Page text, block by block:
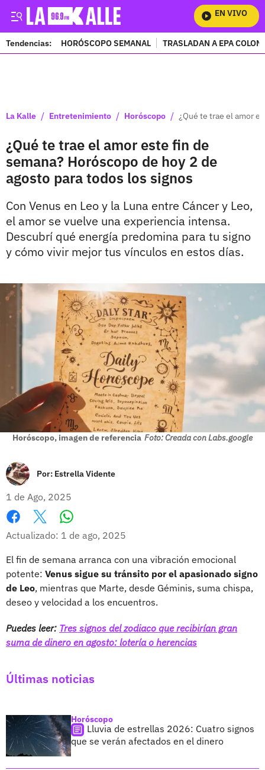
EN VIVO
Mira
Tendencias: HORÓSCOPO SEMANAL TRASLADAN A EPA
La Kalle / Entretenimiento / Horóscopo / ¿Qué te trae el amor
¿Qué te trae el amor este fin de
semana? Horóscopo de hoy 2 de
agosto para todos los signos
Con Venus en Leo y la Luna entre Cáncer y Leo,
el amor se vuelve una experiencia intensa.
Descubrí qué energía predomina para tu signo
y cómo vivir mejor tus vínculos en estos días.
Horóscopo, imagen de referencia Foto: Creada con Labs.google
Por: Estrella Vidente
1 de Ago, 2025
Facebook
X
Actualizado: 1 de ago, 2025
El fin de semana arranca con una vibración emocional
potente: Venus sigue su tránsito por el apasionado signo
de Leo, mientras que Marte, desde Géminis, suma chispa,
deseo y velocidad a los encuentros.
Puedes leer: Tres signos del zodiaco que recibirían gran
suma de dinero en agosto: lotería o herencias
Últimas noticias
Horóscopo
Lluvia de estrellas 2026: Cuatro signos
que se verán afectados en el dinero